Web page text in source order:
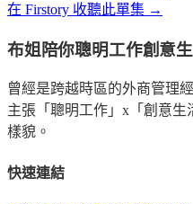
在 Firstory 收聽此單集 →
布姐陪你聰明工作創意
曾經是跨越時區的外商管理
主張「聰明工作」x「創意
樣貌。
快速連結